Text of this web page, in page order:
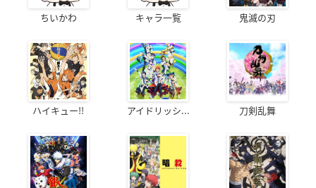
ちいかわ キャラ一覧 鬼滅の刃
ハイキュー!! アイドリッシ... 刀剣乱舞